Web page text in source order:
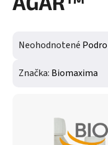
Priemerné
Neohodnotené
Značka: Biomaxima